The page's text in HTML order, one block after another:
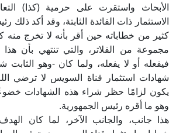
الأبحاث واستقرت على حرمية (كذا)
الاستثمار ذات الفائدة الثابتة، وقد أكد ذلك
كثير من خطاباته حين أقر بأنه لا تخرج منه
مجموعة من الفلاتر، والتي تنتهي بأن هذا
فيفعله أو لا يفعله، ولما كان -وهو الثابت
شهادات استثمار قناة السويس لا ترضي
يكون لزامًا حظر شراء هذه الشهادات
وهو ما أقره رئيس الجمهورية.
هذا جانب، والجانب الآخر، لما كان